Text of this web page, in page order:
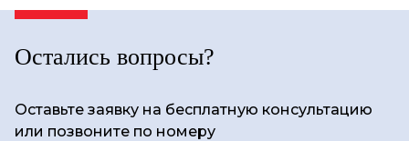
Остались вопросы?
Оставьте заявку на бесплатную консультацию
или позвоните по номеру